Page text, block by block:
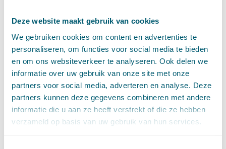
Deze website maakt gebruik van cookies
We gebruiken cookies om content en advertenties te
personaliseren, om functies voor social media te bieden
en om ons websiteverkeer te analyseren. Ook delen we
informatie over uw gebruik van onze site met onze
partners voor social media, adverteren en analyse. Deze
partners kunnen deze gegevens combineren met andere
informatie die u aan ze heeft verstrekt of die ze hebben
verzameld op basis van uw gebruik van hun services.
mei (6)
maart (14)
februari (11)
januari (15)
►
2020 (154)
december (6)
november (14)
oktober (14)
september (8)